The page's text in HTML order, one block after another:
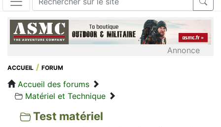
Annonce
ACCUEIL FORUM
Accueil des forums
Matériel et Technique
Test matériel